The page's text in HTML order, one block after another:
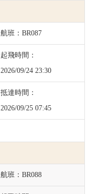
BR087
2026/09/24 23:30
2026/09/25 07:45
BR088